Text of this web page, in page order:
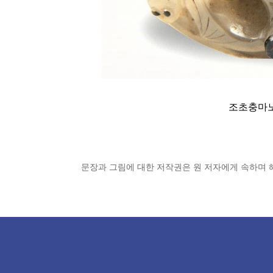
조초충마
문장과 그림에 대한 저작권은 원 저자에게 속하며